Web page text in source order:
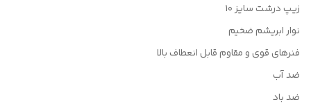
زیپ درشت سایز ۱۰
نوار ابریشم ضخیم
فنرهای قوی و مقاوم قابل انعطاف بالا
ضد آب
ضد باد